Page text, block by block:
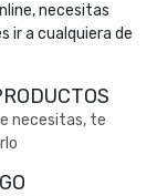
necesitas
ir a cualquiera de
necesitas, te